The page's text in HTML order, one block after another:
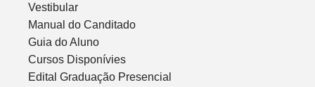
Vestibular
Manual do Canditado
Guia do Aluno
Cursos Disponívies
Edital Graduação Presencial